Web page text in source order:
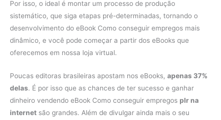
Por isso, o ideal é montar um processo de produção
sistemático, que siga etapas pré-determinadas, tornando o
desenvolvimento do eBook Como conseguir empregos mais
dinâmico, e você pode começar a partir dos eBooks que
oferecemos em nossa loja virtual.
Poucas editoras brasileiras apostam nos eBooks, apenas 37%
delas. É por isso que as chances de ter sucesso e ganhar
dinheiro vendendo eBook Como conseguir empregos plr na
internet são grandes. Além de divulgar ainda mais o seu